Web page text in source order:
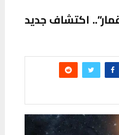
لديها “6 أقمار”.. اكتشاف جديد